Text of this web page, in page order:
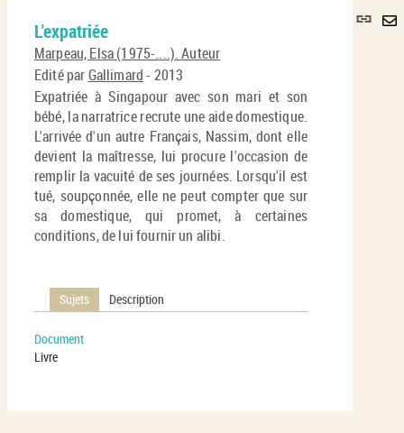
Lien
L'expatriée
Marpeau, Elsa (1975-....). Auteur
Edité parGallimard- 2013
Expatriée à Singapour avec son mari et son
bébé, la narratrice recrute une aide domestique.
L'arrivée d'un autre Français, Nassim, dont elle
devient la maîtresse, lui procure l'occasion de
remplir la vacuité de ses journées. Lorsqu'il est
tué, soupçonnée, elle ne peut compter que sur
sa domestique, qui promet, à certaines
conditions, de lui fournir un alibi.
Sujets Description
Document
Livre